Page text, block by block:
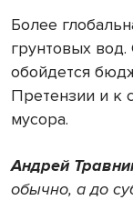
Более
грунтовых
обойдется
Претензии и к
мусора.
Андрей
обычно, а до